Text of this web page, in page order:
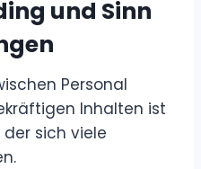
und Sinn
Personal
Inhalten ist
sich viele